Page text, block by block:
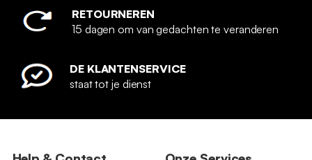
RETOURNEREN
15 dagen om van gedachten te veranderen
DE KLANTENSERVICE
staat tot je dienst